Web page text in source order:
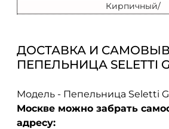
Кирпичный/
ДОСТАВКА И
ПЕПЕЛЬНИЦА SELETTI
Модель - Пепельница Seletti
Москве можно забрать
адресу: